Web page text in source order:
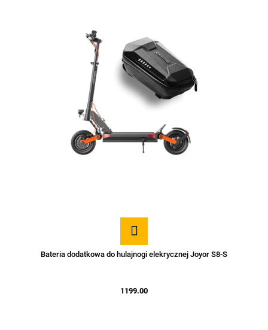
Bateria dodatkowa do hulajnogi elekrycznej Joyor S8-S
1199.00